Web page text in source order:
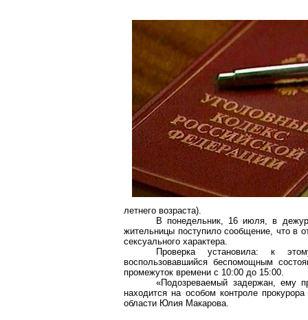
летнего возраста).
В понедельник, 16 июля, в
жительницы поступило сообщение, что в
сексуального характера.
Проверка установила: к
воспользовавшийся беспомощным
промежуток времени с 10:00 до 15:00.
«Подозреваемый задержан, ему
находится на особом контроле
области Юлия Макарова.